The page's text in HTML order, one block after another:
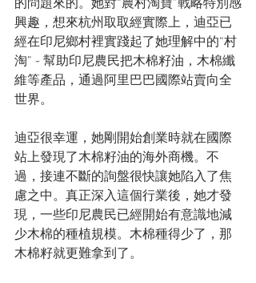
的問題來的。她對“農村淘寶”戰略特別感
興趣，想來杭州取取經實際上，迪亞已
經在印尼鄉村裡實踐起了她理解中的“村
淘” - 幫助印尼農民把木棉籽油，木棉纖
維等產品，通過阿里巴巴國際站賣向全
世界。
迪亞很幸運，她剛開始創業時就在國際
站上發現了木棉籽油的海外商機。不
過，接連不斷的詢盤很快讓她陷入了焦
慮之中。真正深入這個行業後，她才發
現，一些印尼農民已經開始有意識地減
少木棉的種植規模。木棉種得少了，那
木棉籽就更難拿到了。